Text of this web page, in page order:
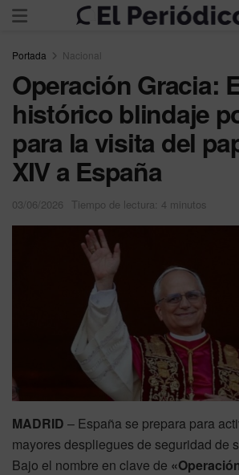
Portada Nacional
Operación Gracia:
histórico blindaje
para la visita del
XIV a España
03/06/2026 Tiempo de lectura: 4 minutos
MADRID – España se prepara para
mayores despliegues de seguridad de
Bajo el nombre en clave de